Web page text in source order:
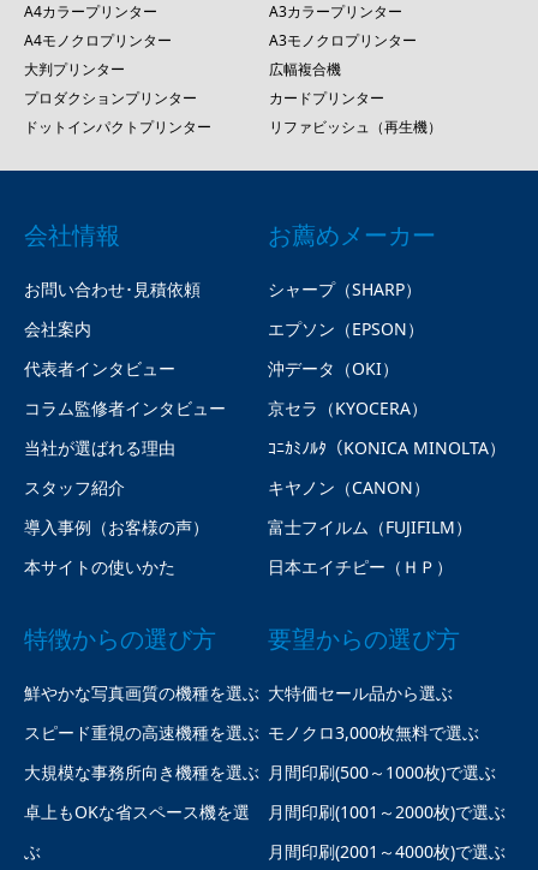
A4カラープリンター
A3カラープリンター
A4モノクロプリンター
A3モノクロプリンター
大判プリンター
広幅複合機
プロダクションプリンター
カードプリンター
ドットインパクトプリンター
リファビッシュ（再生機）
会社情報
お問い合わせ･見積依頼
会社案内
代表者インタビュー
コラム監修者インタビュー
当社が選ばれる理由
スタッフ紹介
導入事例（お客様の声）
本サイトの使いかた
お薦めメーカー
シャープ（SHARP）
エプソン（EPSON）
沖データ（OKI）
京セラ（KYOCERA）
ｺﾆｶﾐﾉﾙﾀ（KONICA MINOLTA）
キヤノン（CANON）
富士フイルム（FUJIFILM）
日本エイチピー（ＨＰ）
特徴からの選び方
鮮やかな写真画質の機種を選ぶ
スピード重視の高速機種を選ぶ
大規模な事務所向き機種を選ぶ
卓上もOKな省スペース機を選
ぶ
要望からの選び方
大特価セール品から選ぶ
モノクロ3,000枚無料で選ぶ
月間印刷(500～1000枚)で選ぶ
月間印刷(1001～2000枚)で選ぶ
月間印刷(2001～4000枚)で選ぶ